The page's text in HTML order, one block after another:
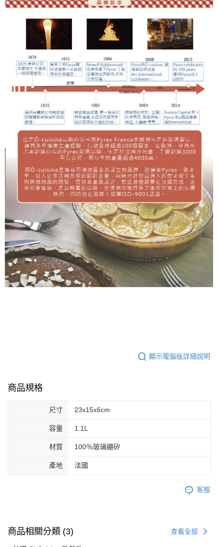
顯示電腦版詳細說明
商品規格
尺寸 23x15x6cm
容量 1.1L
材質 100％玻璃硼矽
產地 法國
客服
商品相關分類 (3) 查看全部